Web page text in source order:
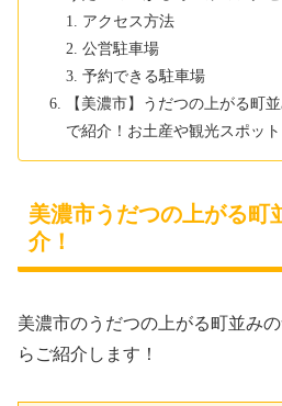
アクセス方法
公営駐車場
予約できる駐車場
【美濃市】うだつの上がる町
で紹介！お土産や観光スポッ
美濃市うだつの上がる町
介！
美濃市のうだつの上がる町並み
らご紹介します！